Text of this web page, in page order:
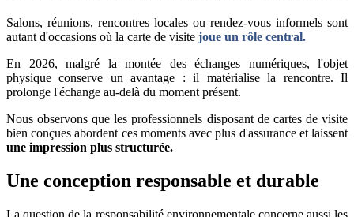
Salons, réunions, rencontres locales ou rendez-vous informels sont
autant d'occasions où la carte de visite joue un rôle central.
En 2026, malgré la montée des échanges numériques, l'objet
physique conserve un avantage : il matérialise la rencontre. Il
prolonge l'échange au-delà du moment présent.
Nous observons que les professionnels disposant de cartes de visite
bien conçues abordent ces moments avec plus d'assurance et laissent
une impression plus structurée.
Une conception responsable et durable
La question de la responsabilité environnementale concerne aussi les